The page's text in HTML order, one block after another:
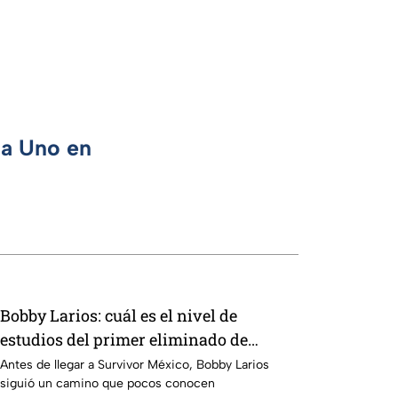
Uno en
Bobby Larios: cuál es el nivel de
estudios del primer eliminado de
Survivor México La Reliquia en Llamas
Antes de llegar a Survivor México, Bobby Larios
siguió un camino que pocos conocen